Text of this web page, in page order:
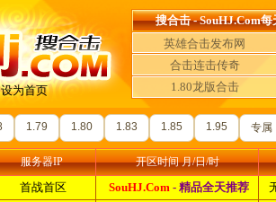
设为首页
搜合击 - SouHJ.Com
英雄合击发布网
合击连击传奇
1.80龙版合击